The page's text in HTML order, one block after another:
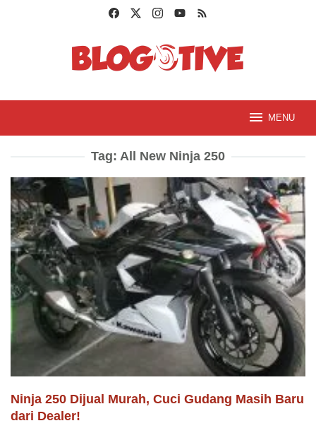
MENU
Tag: All New Ninja 250
Ninja 250 Dijual Murah, Cuci Gudang Masih Baru
dari Dealer!